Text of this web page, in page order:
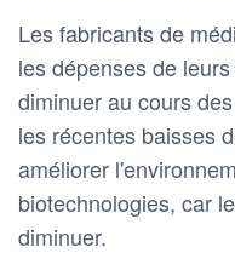
Les fabricants de
les dépenses de
diminuer au cours
les récentes baisses
améliorer
biotechnologies, car
diminuer.